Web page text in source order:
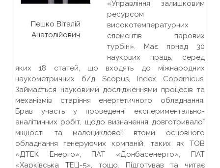
Пешко Віталій
Анатолійович
«Управління залишковим
ресурсом
високотемпературних
елементів парових
турбін». Має понад 30
наукових праць, серед
яких 18 статей, що входять до міжнародних
наукометричних б/д Scopus, Index Copernicus.
Займається науковими дослідженнями процесів та
механізмів старіння енергетичного обладнання.
Брав участь у проведенні експериментально-
аналітичних робіт, щодо визначення довготривалої
міцності та малоциклової втоми основного
обладнання генеруючих компаній, таких як ТОВ
«ДТЕК Енерго», ПАТ «Донбасенерго», ПАТ
«Харківська ТЕЦ-5», тощо. Підготував та читає